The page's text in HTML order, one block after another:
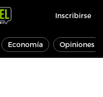
Inscribirse
Economía Opiniones